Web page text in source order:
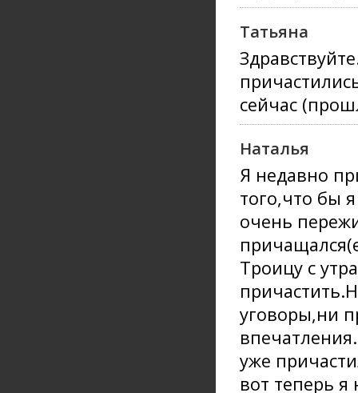
Татьяна
сейчас
Наталья
Я недавно
того,что бы
очень
Троицу с
уговоры,ни
уже
вот теперь